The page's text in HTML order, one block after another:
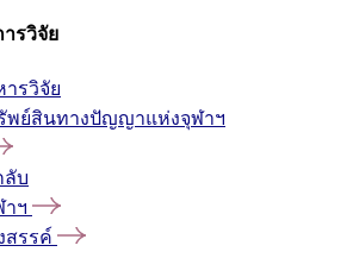
รวิจัย
รวิจัย
พย์สินทางปัญญาแห่งจุฬาฯ
ลับ
าฯ
สรรค์